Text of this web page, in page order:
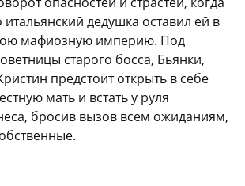
итальянский дедушка оставил ей в
мафиозную империю. Под
старого босса, Бьянки,
предстоит открыть в себе
мать и встать у руля
бросив вызов всем ожиданиям,